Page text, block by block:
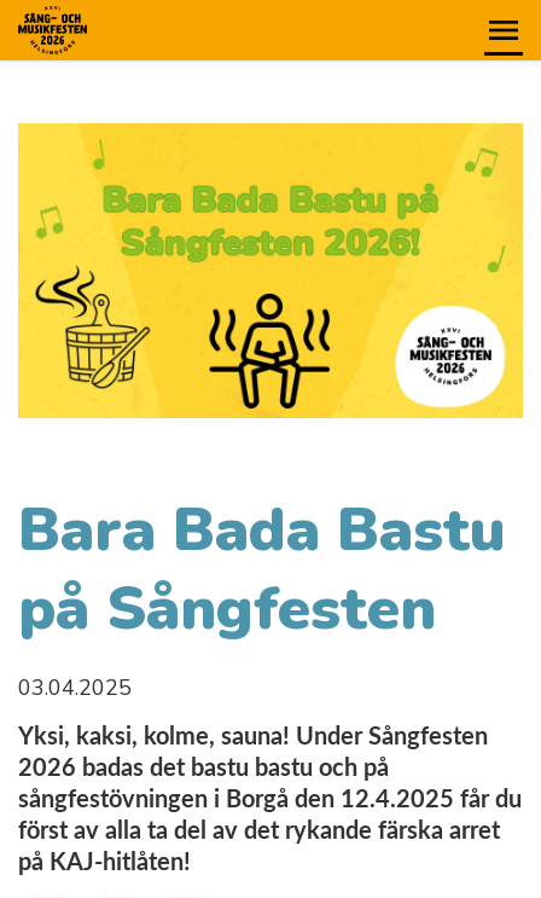
Bara Bada Bastu
på Sångfesten
03.04.2025
Yksi, kaksi, kolme, sauna! Under Sångfesten
2026 badas det bastu bastu och på
sångfestövningen i Borgå den 12.4.2025 får du
först av alla ta del av det rykande färska arret
på KAJ-hitlåten!